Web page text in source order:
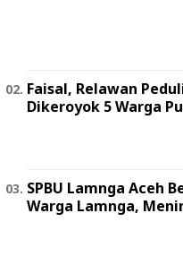
Faisal, Relawan
Dikeroyok 5 Warga
SPBU Lamnga Aceh
Warga Lamnga,